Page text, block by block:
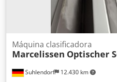
Suhlendorf 12.430 km
Máquina clasificadora
Marcelissen Optischer